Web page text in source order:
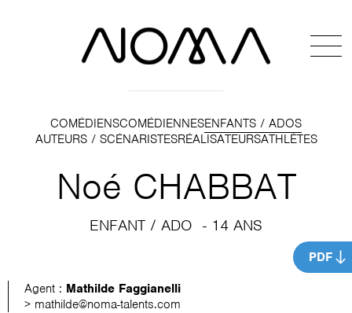
COMÉDIENSCOMÉDIENNESENFANTS / ADOS
AUTEURS / SCÉNARISTESRÉALISATEURSATHLÈTES
Noé CHABBAT
ENFANT / ADO - 14 ANS
PDF
Agent : Mathilde Faggianelli
> mathilde@noma-talents.com